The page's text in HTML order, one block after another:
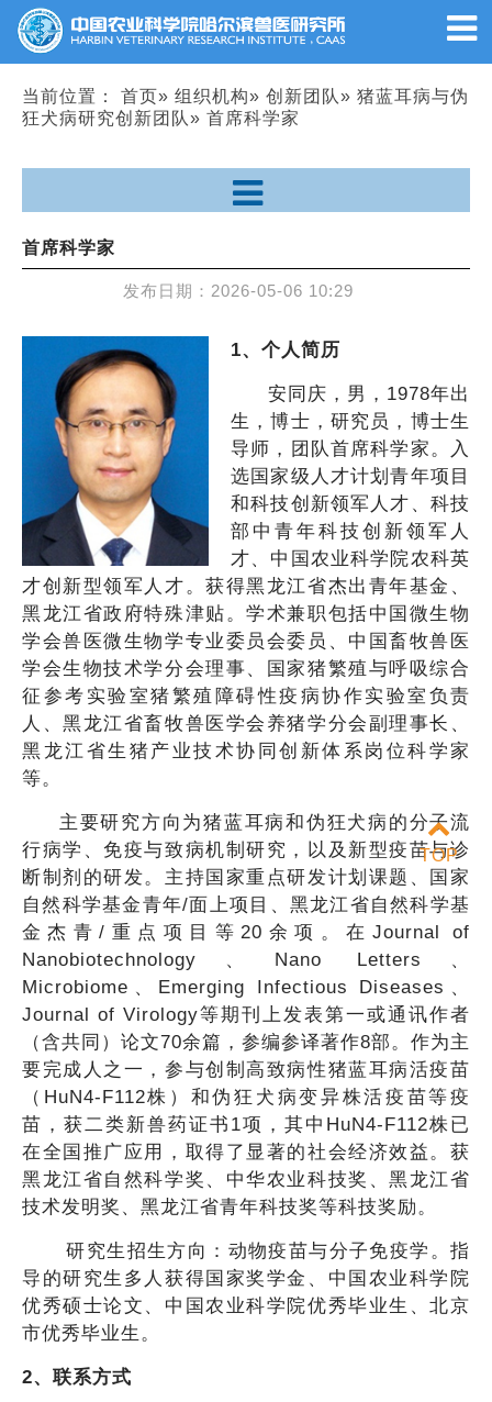
当前位置： 首页» 组织机构» 创新团队» 猪蓝耳病与伪
狂犬病研究创新团队» 首席科学家
首席科学家
发布日期： 2026-05-06 10:29
1、个人简历
安同庆，男，1978年出
生，博士，研究员，博士生
导师，团队首席科学家。入
选国家级人才计划青年项目
和科技创新领军人才、科技
部中青年科技创新领军人
才、中国农业科学院农科英
才创新型领军人才。获得黑龙江省杰出青年基金、
黑龙江省政府特殊津贴。学术兼职包括中国微生物
学会兽医微生物学专业委员会委员、中国畜牧兽医
学会生物技术学分会理事、国家猪繁殖与呼吸综合
征参考实验室猪繁殖障碍性疫病协作实验室负责
人、黑龙江省畜牧兽医学会养猪学分会副理事长、
黑龙江省生猪产业技术协同创新体系岗位科学家
等。
主要研究方向为猪蓝耳病和伪狂犬病的分子流
行病学、免疫与致病机制研究，以及新型疫苗与诊
断制剂的研发。主持国家重点研发计划课题、国家
自然科学基金青年/面上项目、黑龙江省自然科学基
金杰青/重点项目等20余项。在Journal of
Nanobiotechnology、Nano Letters、
Microbiome、Emerging Infectious Diseases、
Journal of Virology等期刊上发表第一或通讯作者
（含共同）论文70余篇，参编参译著作8部。作为主
要完成人之一，参与创制高致病性猪蓝耳病活疫苗
（HuN4-F112株）和伪狂犬病变异株活疫苗等疫
苗，获二类新兽药证书1项，其中HuN4-F112株已
在全国推广应用，取得了显著的社会经济效益。获
黑龙江省自然科学奖、中华农业科技奖、黑龙江省
技术发明奖、黑龙江省青年科技奖等科技奖励。
研究生招生方向：动物疫苗与分子免疫学。指
导的研究生多人获得国家奖学金、中国农业科学院
优秀硕士论文、中国农业科学院优秀毕业生、北京
市优秀毕业生。
2、联系方式
TOP